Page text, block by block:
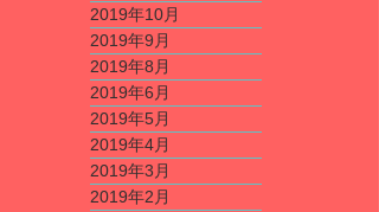
2019年10月
2019年9月
2019年8月
2019年6月
2019年5月
2019年4月
2019年3月
2019年2月